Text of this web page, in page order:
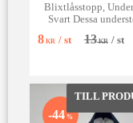
Blixtlåsstopp,
Svart Dessa
vislonlås.
8KR / st 13KR / st
44 %